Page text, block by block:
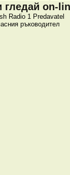
on-
Radio 1 Predavatel
ръководител